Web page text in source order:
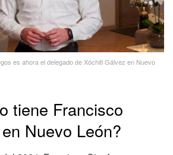
es ahora el delegado de Xóchitl Gálvez en Nuevo
tiene Francisco
Nuevo León?